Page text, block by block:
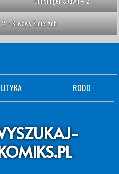
– Krwawy Zmierzch
RODO